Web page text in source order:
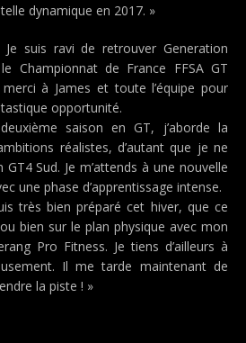
dynamique en 2017. »
Je suis ravi de retrouver Generation
Championnat de France FFSA GT
à James et toute l’équipe pour
opportunité.
saison en GT, j’aborde la
réalistes, d’autant que je ne
Sud. Je m’attends à une nouvelle
une phase d’apprentissage intense.
très bien préparé cet hiver, que ce
bien sur le plan physique avec mon
Pro Fitness. Je tiens d’ailleurs à
Il me tarde maintenant de
la piste ! »